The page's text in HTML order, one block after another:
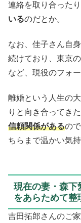
連絡を取り合ったり
いるのだとか。
なお、佳子さん自
続けており、東京
など、現役のフォ
離婚という人生の
りと向き合ってき
信頼関係があるの
ちらまで温かい気
現在の妻・森下
をあらためて整
吉田拓郎さんのご